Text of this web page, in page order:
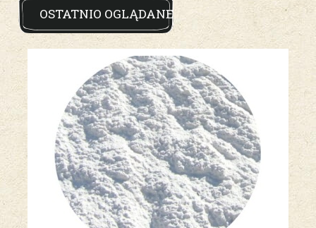
OSTATNIO OGLĄDANE